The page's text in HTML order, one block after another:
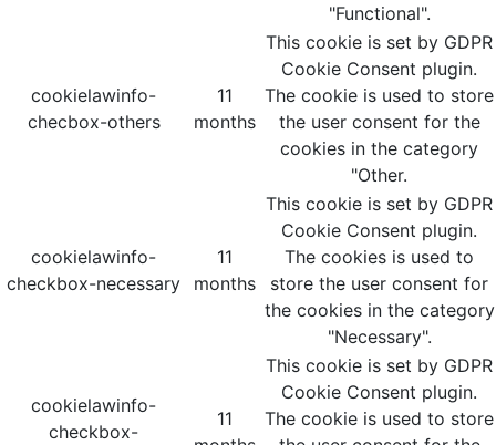
"Functional".
cookielawinfo-
checbox-others
11
months
This cookie is set by GDPR
Cookie Consent plugin.
The cookie is used to store
the user consent for the
cookies in the category
"Other.
cookielawinfo-
checkbox-necessary
11
months
This cookie is set by GDPR
Cookie Consent plugin.
The cookies is used to
store the user consent for
the cookies in the category
"Necessary".
cookielawinfo-
checkbox-
11
This cookie is set by GDPR
Cookie Consent plugin.
The cookie is used to store